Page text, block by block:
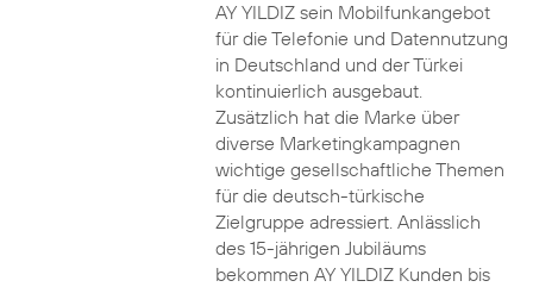
AY YILDIZ sein Mobilfunkangebot
für die Telefonie und Datennutzung
in Deutschland und der Türkei
kontinuierlich ausgebaut.
Zusätzlich hat die Marke über
diverse Marketingkampagnen
wichtige gesellschaftliche Themen
für die deutsch-türkische
Zielgruppe adressiert. Anlässlich
des 15-jährigen Jubiläums
bekommen AY YILDIZ Kunden bis